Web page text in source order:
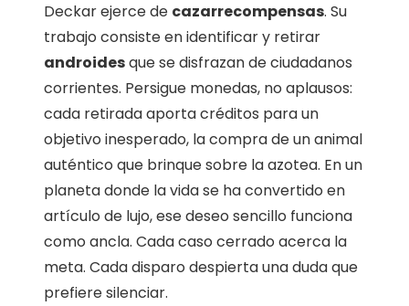
Deckar ejerce de cazarrecompensas. Su
trabajo consiste en identificar y retirar
androidesque se disfrazan de ciudadanos
corrientes. Persigue monedas, no aplausos:
cada retirada aporta créditos para un
objetivo inesperado, la compra de un animal
auténtico que brinque sobre la azotea. En un
planeta donde la vida se ha convertido en
artículo de lujo, ese deseo sencillo funciona
como ancla. Cada caso cerrado acerca la
meta. Cada disparo despierta una duda que
prefiere silenciar.